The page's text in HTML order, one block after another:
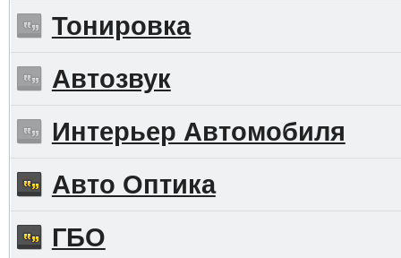
Тонировка
Автозвук
Интерьер Автомобиля
Авто Оптика
ГБО